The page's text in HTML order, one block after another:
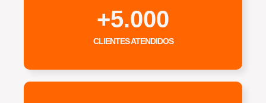
CLIENTES ATENDIDOS
+5.000